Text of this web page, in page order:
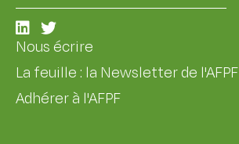
Nous écrire
La feuille : la Newsletter de l'AFPF
Adhérer à l'AFPF